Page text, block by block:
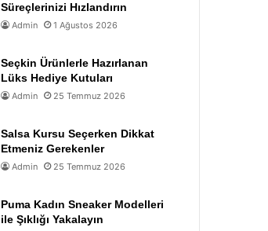
Süreçlerinizi Hızlandırın
Admin 1 Ağustos 2026
Seçkin Ürünlerle Hazırlanan
Lüks Hediye Kutuları
Admin 25 Temmuz 2026
Salsa Kursu Seçerken Dikkat
Etmeniz Gerekenler
Admin 25 Temmuz 2026
Puma Kadın Sneaker Modelleri
ile Şıklığı Yakalayın